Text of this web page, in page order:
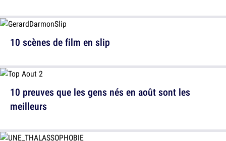
10 scènes de film en slip
10 preuves que les gens nés en août sont les
meilleurs